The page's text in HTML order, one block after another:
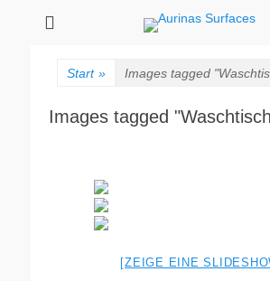
Oberflächen Manufaktur
Start » Images tagged
Images tagged
[ZEIGE EINE